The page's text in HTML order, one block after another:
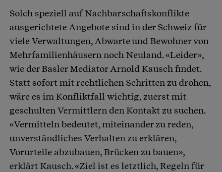
Solch speziell auf Nachbarschaftskonflikte
ausgerichtete Angebote sind in der Schweiz für
viele Verwaltungen, Abwarte und Bewohner von
Mehrfamilienhäusern noch Neuland. «Leider»,
wie der Basler Mediator Arnold Kausch findet.
Statt sofort mit rechtlichen Schritten zu drohen,
wäre es im Konfliktfall wichtig, zuerst mit
geschulten Vermittlern den Kontakt zu suchen.
«Vermitteln bedeutet, miteinander zu reden,
unverständliches Verhalten zu erklären,
Vorurteile abzubauen, Brücken zu bauen»,
erklärt Kausch. «Ziel ist es letztlich, Regeln für